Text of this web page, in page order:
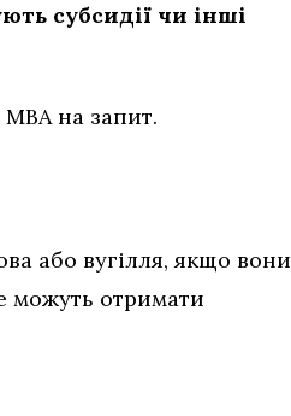
субсидії чи інші
МВА на запит.
або вугілля, якщо вони
можуть отримати